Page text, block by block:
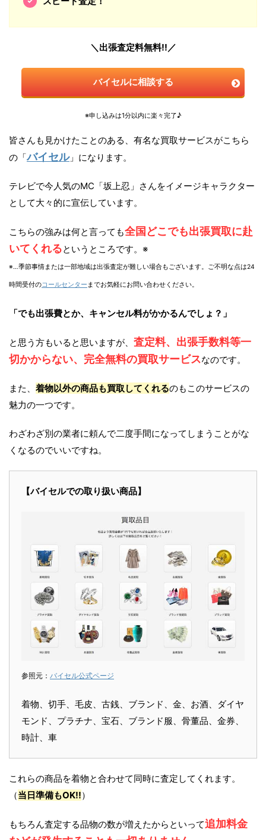
＼出張査定料無料!!／
バイセルに相談する
※申し込みは1分以内に楽々完了♪
皆さんも見かけたことのある、有名な買取サービスがこちら
の「バイセル」になります。
テレビで今人気のMC「坂上忍」さんをイメージキャラクター
として大々的に宣伝しています。
こちらの強みは何と言っても全国どこでも出張買取に赴
いてくれるというところです。※
※…季節事情または一部地域は出張査定が難しい場合もございます。ご不明な点は24
時間受付のコールセンター までお気軽にお問い合わせください。
「でも出張費とか、キャンセル料がかかるんでしょ？」
と思う方もいると思いますが、 査定料、出張手数料等一
切かからない、完全無料の買取サービスなのです。
また、 着物以外の商品も買取してくれるのもこのサービスの
魅力の一つです。
わざわざ別の業者に頼んで二度手間になってしまうことがな
くなるのでいいですね。
【バイセルでの取り扱い商品】
参照元： バイセル公式ページ
着物、切手、毛皮、古銭、ブランド、金、お酒、ダイヤ
モンド、プラチナ、宝石、ブランド服、骨董品、金券、
時計、車
これらの商品を着物と合わせて同時に査定してくれます。
（当日準備もOK!!）
もちろん査定する品物の数が増えたからといって追加料金